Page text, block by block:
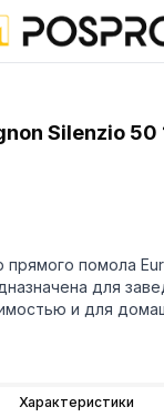
Silenzio 50
помола Eureka
для
и для
помола.
Характеристики